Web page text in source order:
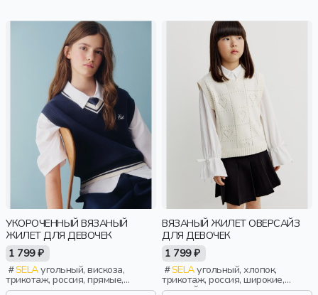
УКОРОЧЕННЫЙ ВЯЗАНЫЙ
ЖИЛЕТ ДЛЯ ДЕВОЧЕК
1 799 ₽
SELAугольный, вискоза,
трикотаж, россия, прямые,
укороченные, полоски, короткие,
ВЯЗАНЫЙ ЖИЛЕТ ОВЕРСАЙЗ
ДЛЯ ДЕВОЧЕК
1 799 ₽
SELAугольный, хлопок,
трикотаж, россия, широкие,
оверсайз, резинка, вязаные,